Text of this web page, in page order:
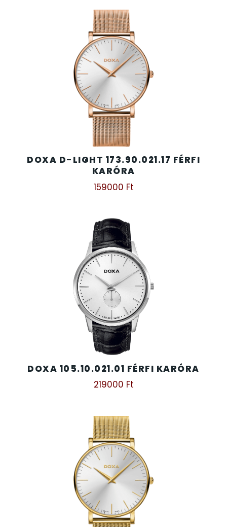
DOXA D-LIGHT 173.90.021.17 FÉRFI
KARÓRA
159000 Ft
DOXA 105.10.021.01 FÉRFI KARÓRA
219000 Ft
SANTA BARBARA
SENCOR
SZÁMOLÓGÉPEK
TIMESTAR HÁLÓZATI ÉBRESZTŐÓRÁK
ZSOLNAY PORCELÁN